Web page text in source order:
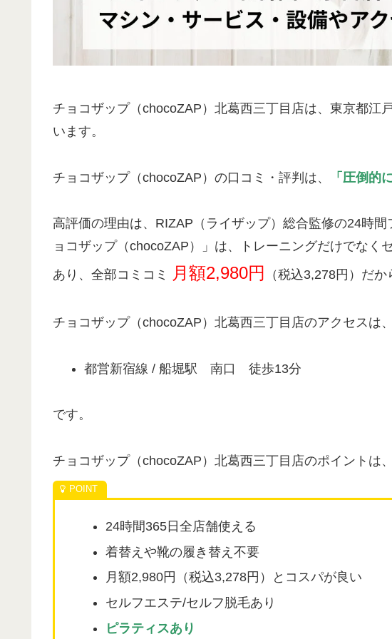
チョコザップ（chocoZAP）北葛西三丁目店は、東京都江
います。
チョコザップ（chocoZAP）の口コミ・評判は、 「圧倒的
高評価の理由は、RIZAP（ライザップ）総合監修の24時
ョコザップ（chocoZAP）」は、トレーニングだけでなく
あり、全部コミコミ
月額2,980円 （税込3,278円）だか
チョコザップ（chocoZAP）北葛西三丁目店のアクセスは、
都営新宿線 / 船堀駅 南口 徒歩13分
です。
チョコザップ（chocoZAP）北葛西三丁目店のポイントは、
24時間365日全店舗使える
着替えや靴の履き替え不要
月額2,980円（税込3,278円）とコスパが良い
セルフエステ/セルフ脱毛あり
ピラティスあり